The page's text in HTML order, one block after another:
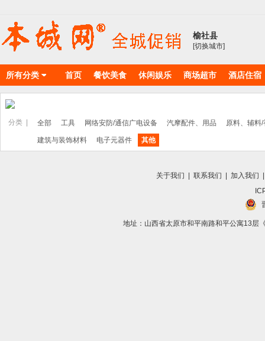
榆社县
[切换城市]
所有分类 首页 餐饮美食 休闲娱乐 商场超市 酒店住宿
物料耗材 丽人美店
分类 | 全部 工具 网络安防/通信广电设备 汽摩配件、用品 原料、辅料
建筑与装饰材料 电子元器件 其他
关于我们 联系我们 加入我们
地址：山西省太原市和平南路和平公寓13